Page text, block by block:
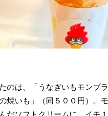
のは、「うなぎいもモンブ
焼いも」（同５００円）。
だソフトクリームに、イモ